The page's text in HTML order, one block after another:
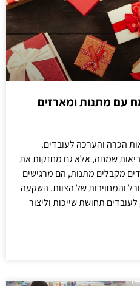
עם מתנות ומארזים
הכרה והערכה לעובדים.
שמחה, אלא גם מחזקות את
מקבלים מתנות, הם מרגישים
והמחויבות של הצוות. השקעה
תחושת שייכות וליצור